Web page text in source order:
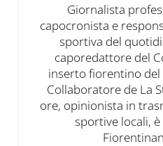
Giornalista
capocronista e
sportiva del
caporedattore del
inserto fiorentino del
Collaboratore de La
ore, opinionista in
sportive locali,